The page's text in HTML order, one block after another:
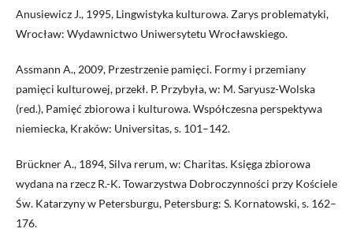
Anusiewicz J., 1995, Lingwistyka kulturowa. Zarys problematyki,
Wrocław: Wydawnictwo Uniwersytetu Wrocławskiego.
Assmann A., 2009, Przestrzenie pamięci. Formy i przemiany
pamięci kulturowej, przekł. P. Przybyła, w: M. Saryusz-Wolska
(red.), Pamięć zbiorowa i kulturowa. Współczesna perspektywa
niemiecka, Kraków: Universitas, s. 101–142.
Brückner A., 1894, Silva rerum, w: Charitas. Księga zbiorowa
wydana na rzecz R.-K. Towarzystwa Dobroczynności przy Kościele
Św. Katarzyny w Petersburgu, Petersburg: S. Kornatowski, s. 162–
176.